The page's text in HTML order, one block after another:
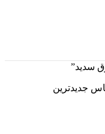
سدید”
جدیدترین